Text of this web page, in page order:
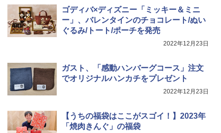
らに塩分控えめ 78g×12個
￥2,885
￥34,266
AX-XJ1-B ブラック 30L 2段調理 コンベ
クション トースト機能
ゴディバ×ディズニー「ミッキー＆ミニ
ー」、バレンタインのチョコレート/ぬい
ぐるみ/トート/ポーチを発売
2022年12月23日
ガスト、「感動ハンバーグコース」注文
でオリジナルハンカチをプレゼント
2022年12月23日
【うちの福袋はここがスゴイ！】2023年
「焼肉きんぐ」の福袋